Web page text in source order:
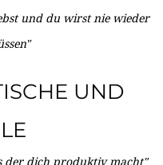
und du wirst nie wieder
UND
der dich produktiv macht"